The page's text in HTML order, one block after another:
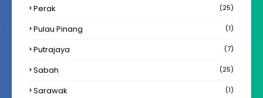
Perak (25)
Pulau Pinang (1)
Putrajaya (7)
Sabah (25)
Sarawak (1)